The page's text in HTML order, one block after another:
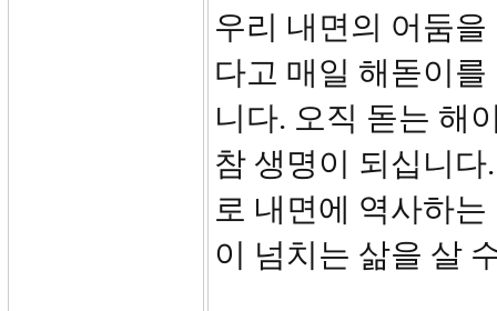
우리 내면의 어둠
다고 매일 해돋이
니다. 오직 돋는 해
참 생명이 되십니
로 내면에 역사하
이 넘치는 삶을 살